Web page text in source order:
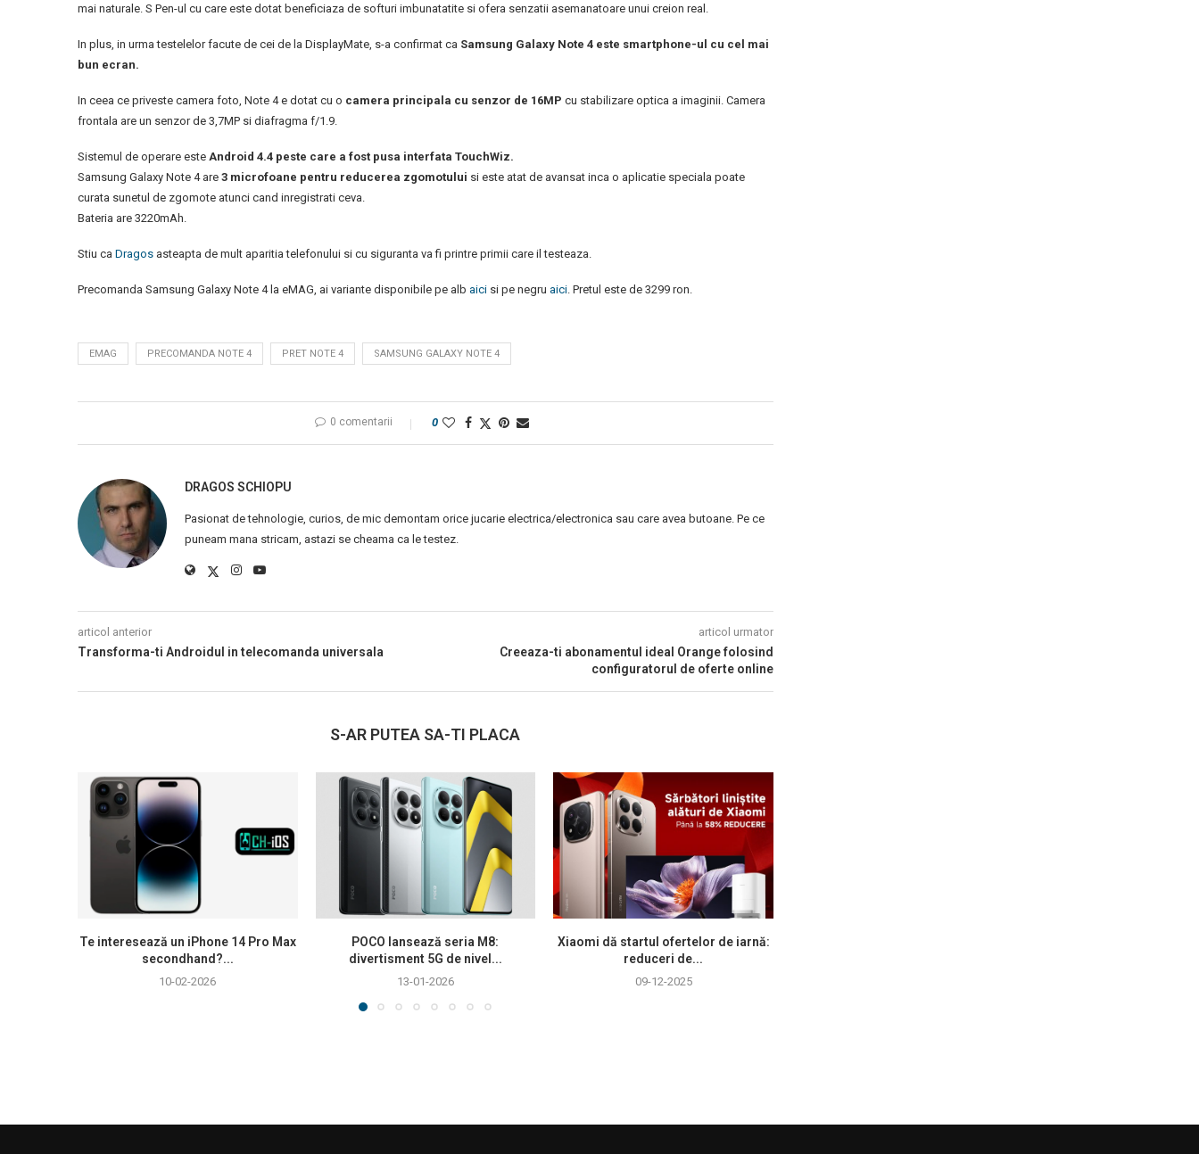
mai naturale. S Pen-ul cu care este dotat beneficiaza de softuri imbunatatite si ofera senzatii asemanatoare unui creion real.
In plus, in urma testelelor facute de cei de la DisplayMate, s-a confirmat ca Samsung Galaxy Note 4 este smartphone-ul cu cel mai
bun ecran.
In ceea ce priveste camera foto, Note 4 e dotat cu o camera principala cu senzor de 16MP cu stabilizare optica a imaginii. Camera
frontala are un senzor de 3,7MP si diafragma f/1.9.
Sistemul de operare este Android 4.4 peste care a fost pusa interfata TouchWiz.
Samsung Galaxy Note 4 are 3 microfoane pentru reducerea zgomotului si este atat de avansat inca o aplicatie speciala poate
curata sunetul de zgomote atunci cand inregistrati ceva.
Bateria are 3220mAh.
Stiu ca Dragos asteapta de mult aparitia telefonului si cu siguranta va fi printre primii care il testeaza.
Precomanda Samsung Galaxy Note 4 la eMAG, ai variante disponibile pe alb aici si pe negru aici . Pretul este de 3299 ron.
EMAG PRECOMANDA NOTE 4 PRET NOTE 4 SAMSUNG GALAXY NOTE 4
0 comentarii 0
DRAGOS SCHIOPU
Pasionat de tehnologie, curios, de mic demontam orice jucarie electrica/electronica sau care avea butoane. Pe ce
puneam mana stricam, astazi se cheama ca le testez.
articol anterior
Transforma-ti Androidul in telecomanda universala
articol urmator
Creeaza-ti abonamentul ideal Orange folosind
configuratorul de oferte online
S-AR PUTEA SA-TI PLACA
Te interesează un iPhone 14 Pro Max
secondhand?...
10-02-2026
POCO lansează seria M8:
divertisment 5G de nivel...
13-01-2026
Xiaomi dă startul ofertelor de iarnă:
reduceri de...
09-12-2025